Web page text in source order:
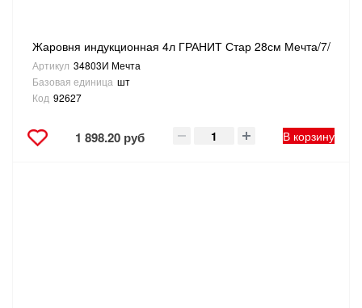
Жаровня индукционная 4л ГРАНИТ Стар 28см Мечта/7/
Артикул 34803И Мечта
Базовая единица шт
Код 92627
1 898.20 руб В корзину